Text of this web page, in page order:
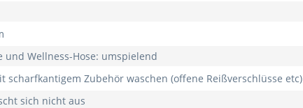
und Wellness-Hose: umspielend
scharfkantigem Zubehör waschen (offene Reißverschlüsse etc)
sich nicht aus